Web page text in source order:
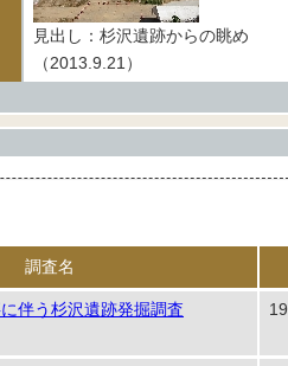
見出し：杉沢遺跡からの眺め
（2013.9.21）
調査名
伴う杉沢遺跡発掘調査